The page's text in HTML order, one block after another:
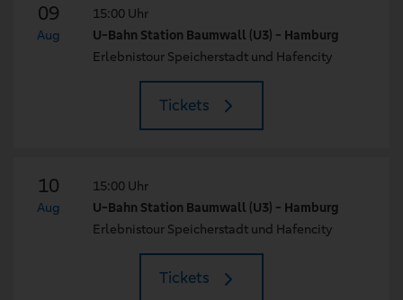
09
Aug
15:00 Uhr
U-Bahn Station Baumwall (U3) - Hamburg
Erlebnistour Speicherstadt und Hafencity
Tickets
10
Aug
15:00 Uhr
U-Bahn Station Baumwall (U3) - Hamburg
Erlebnistour Speicherstadt und Hafencity
Tickets